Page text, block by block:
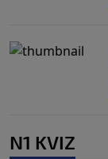
N1 KVIZ